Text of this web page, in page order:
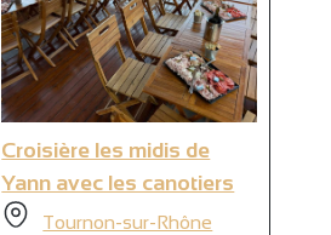
6
Croisière les midis de
Yann avec les canotiers
Tournon-sur-Rhône